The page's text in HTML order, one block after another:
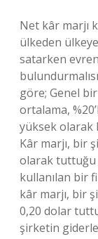
Net kâr marjı
ülkeden
satarken
göre; Genel
ortalama,
yüksek olarak
Kâr marjı, bir
olarak tuttuğu
kullanılan bir
kâr marjı, bir
0,20 dolar
şirketin